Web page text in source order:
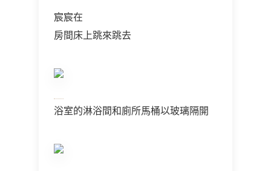
宸宸在
房間床上跳來跳去
浴室的淋浴間和廁所馬桶以玻璃隔開